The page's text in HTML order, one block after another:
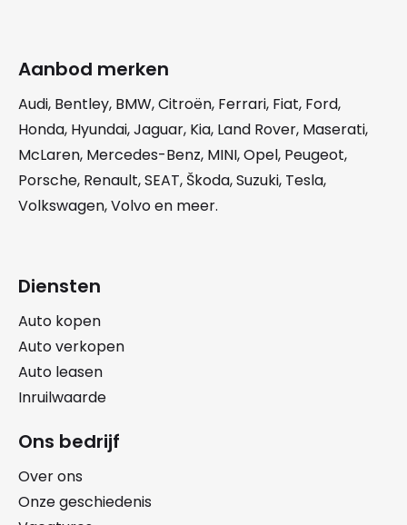
Aanbod merken
Audi, Bentley, BMW,Citroën, Ferrari, Fiat, Ford,
Honda, Hyundai,Jaguar, Kia, Land Rover, Maserati,
McLaren, Mercedes-Benz, MINI,Opel, Peugeot,
Porsche, Renault,SEAT, Škoda,Suzuki, Tesla,
Volkswagen,Volvoen meer.
Diensten
Auto kopen
Auto verkopen
Auto leasen
Inruilwaarde
Ons bedrijf
Over ons
Onze geschiedenis